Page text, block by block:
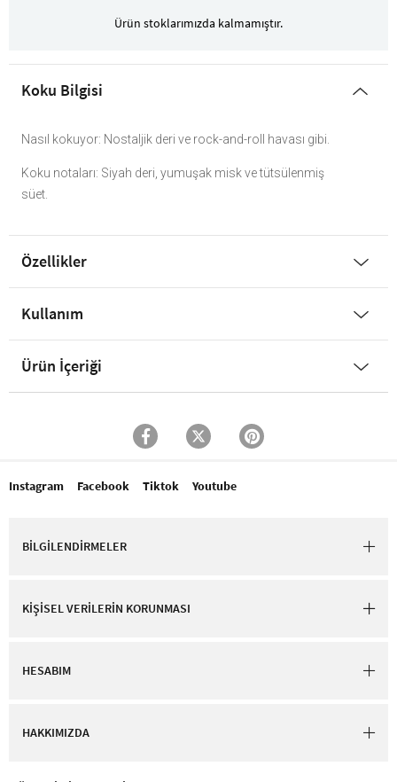
Ürün stoklarımızda kalmamıştır.
Koku Bilgisi
Nasıl kokuyor: Nostaljik deri ve rock-and-roll havası gibi.
Koku notaları: Siyah deri, yumuşak misk ve tütsülenmiş
süet.
Özellikler
Kullanım
Ürün İçeriği
Instagram Facebook Tiktok Youtube
BİLGİLENDİRMELER
KİŞİSEL VERİLERİN KORUNMASI
HESABIM
HAKKIMIZDA